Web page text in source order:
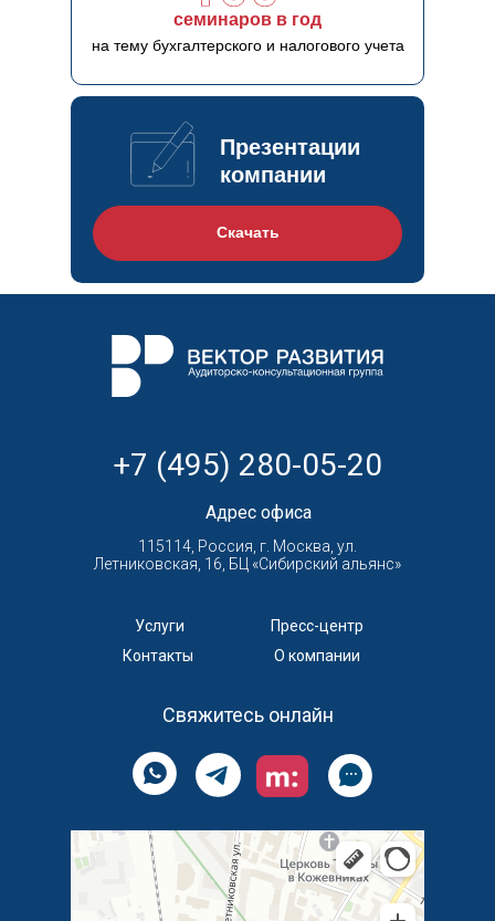
Презентации
компании
Скачать
на тему бухгалтерского и налогового учета
семинаров в год
Адрес офиса
115114, Россия, г. Москва, ул.
Летниковская, 16, БЦ «‎Сибирский альянс»
Услуги
Контакты
Пресс-центр
О компании
Свяжитесь онлайн
+7 (495) 280-05-20